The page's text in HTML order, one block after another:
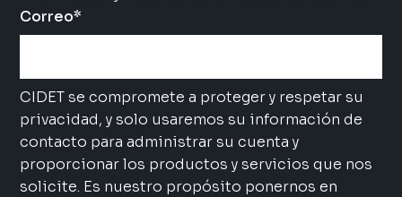
Correo*
CIDET se compromete a proteger y respetar su
privacidad, y solo usaremos su información de
contacto para administrar su cuenta y
proporcionar los productos y servicios que nos
solicite. Es nuestro propósito ponernos en